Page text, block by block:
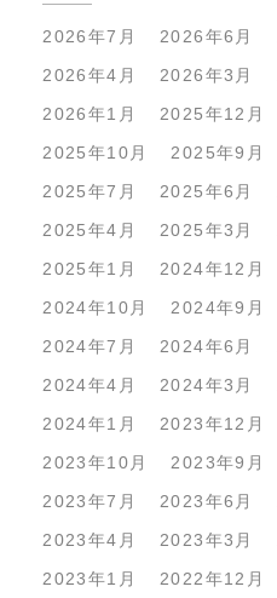
2026年7月 2026年6月
2026年4月
2026年3月
2026年1月
2025年12月
2025年10月
2025年9月
2025年7月
2025年6月
2025年4月
2025年3月
2025年1月
2024年12月
2024年10月
2024年9月
2024年7月
2024年6月
2024年4月
2024年3月
2024年1月
2023年12月
2023年10月
2023年9月
2023年7月
2023年6月
2023年4月
2023年3月
2023年1月
2022年12月